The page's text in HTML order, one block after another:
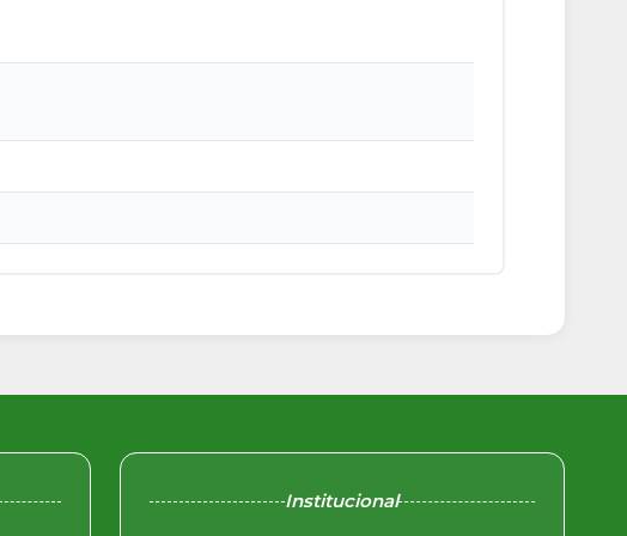
Institucional